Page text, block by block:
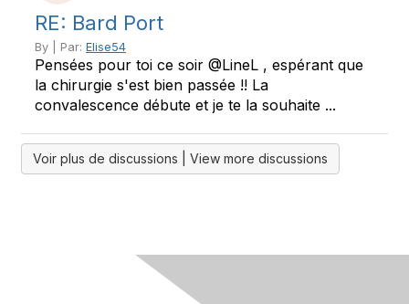
RE: Bard Port
By | Par: Elise54
Pensées pour toi ce soir @LineL , espérant que
la chirurgie s'est bien passée !! La
convalescence débute et je te la souhaite ...
Voir plus de discussions | View more discussions